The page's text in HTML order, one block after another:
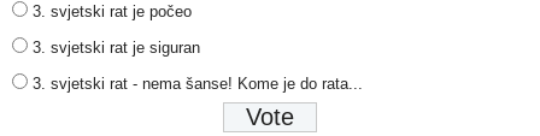
3. svjetski rat je počeo
3. svjetski rat je siguran
3. svjetski rat - nema šanse! Kome je do rata...